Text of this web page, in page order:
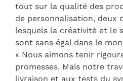
tout sur la qualité des
de personnalisation, deux
lesquels la créativité et le
sont sans égal dans le
« Nous aimons tenir
promesses. Mais notre
livraison et aux tests du